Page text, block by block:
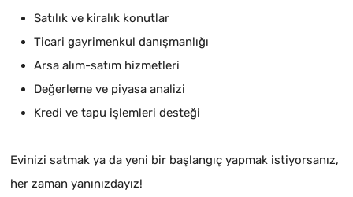
Satılık ve kiralık konutlar
Ticari gayrimenkul danışmanlığı
Arsa alım-satım hizmetleri
Değerleme ve piyasa analizi
Kredi ve tapu işlemleri desteği
Evinizi satmak ya da yeni bir başlangıç yapmak istiyorsanız,
her zaman yanınızdayız!